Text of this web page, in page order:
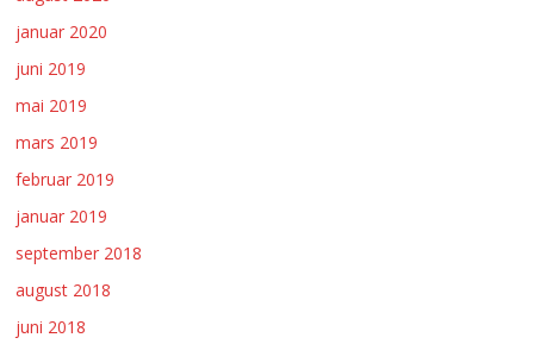
januar 2020
juni 2019
mai 2019
mars 2019
februar 2019
januar 2019
september 2018
august 2018
juni 2018